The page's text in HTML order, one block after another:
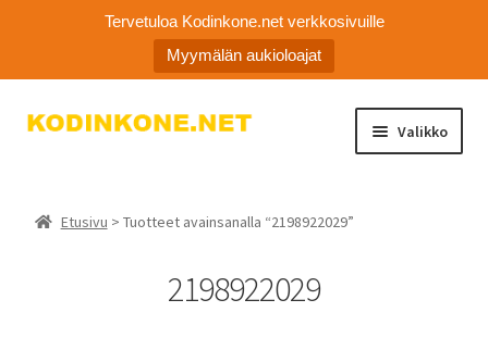
Tervetuloa Kodinkone.net verkkosivuille
Myymälän aukioloajat
Siirry
Siirry
Valikko
Etusivu > Tuotteet avainsanalla “2198922029”
2198922029